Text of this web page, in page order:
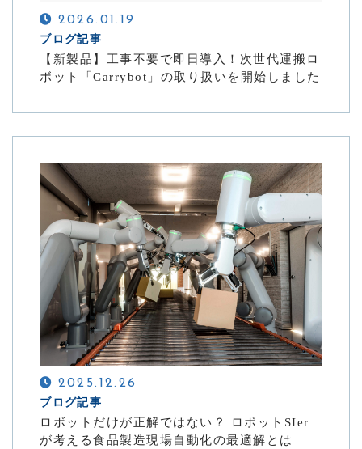
2026.01.19
ブログ記事
【新製品】工事不要で即日導入！次世代運搬ロ
ボット「Carrybot」の取り扱いを開始しました
2025.12.26
ブログ記事
ロボットだけが正解ではない？ ロボットSIer
が考える食品製造現場自動化の最適解とは